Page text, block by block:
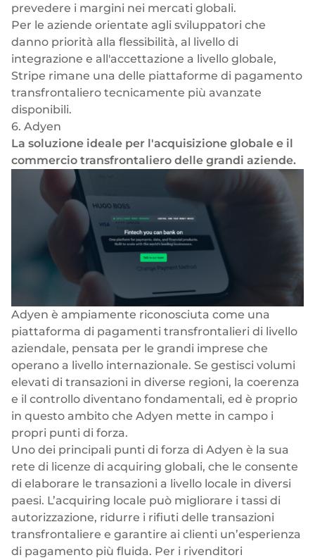
prevedere i margini nei mercati globali.
Per le aziende orientate agli sviluppatori che
danno priorità alla flessibilità, al livello di
integrazione e all'accettazione a livello globale,
Stripe rimane una delle piattaforme di pagamento
transfrontaliero tecnicamente più avanzate
disponibili.
6. Adyen
La soluzione ideale per l'acquisizione globale e il
commercio transfrontaliero delle grandi aziende.
Adyen è ampiamente riconosciuta come una
piattaforma di pagamenti transfrontalieri di livello
aziendale, pensata per le grandi imprese che
operano a livello internazionale. Se gestisci volumi
elevati di transazioni in diverse regioni, la coerenza
e il controllo diventano fondamentali, ed è proprio
in questo ambito che Adyen mette in campo i
propri punti di forza.
Uno dei principali punti di forza di Adyen è la sua
rete di licenze di acquiring globali, che le consente
di elaborare le transazioni a livello locale in diversi
paesi. L’acquiring locale può migliorare i tassi di
autorizzazione, ridurre i rifiuti delle transazioni
transfrontaliere e garantire ai clienti un’esperienza
di pagamento più fluida. Per i rivenditori